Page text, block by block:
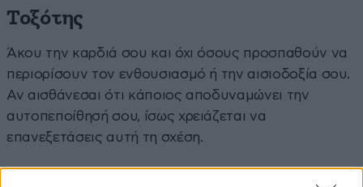
Τοξότης
Άκου την καρδιά σου και όχι όσους προσπαθούν να
περιορίσουν τον ενθουσιασμό ή την αισιοδοξία σου.
Αν αισθάνεσαι ότι κάποιος αποδυναμώνει την
αυτοπεποίθησή σου, ίσως χρειάζεται να
επανεξετάσεις αυτή τη σχέση.